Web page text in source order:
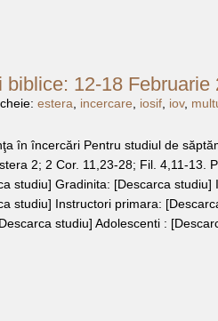
biblice: 12-18
estera incercare iosif, iov,
în încercări Pentru studiul de
2; 2 Cor. 11,23-28; Fil. 4,11-13.
studiu] Gradinita: [Descarca
studiu] Instructori primara:
studiu] Adolescenti :